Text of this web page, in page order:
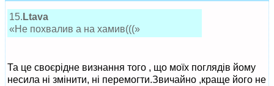
15. Ltava
«Не похвалив а на хамив(((»
Та це своєрідне визнання того , що моїх поглядів йому
несила ні змінити, ні перемогти.Звичайно ,краще його не